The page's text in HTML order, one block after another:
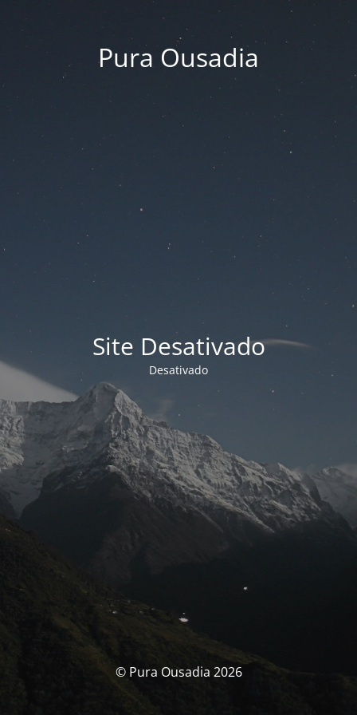
Pura Ousadia
Site Desativado
Desativado
© Pura Ousadia 2026